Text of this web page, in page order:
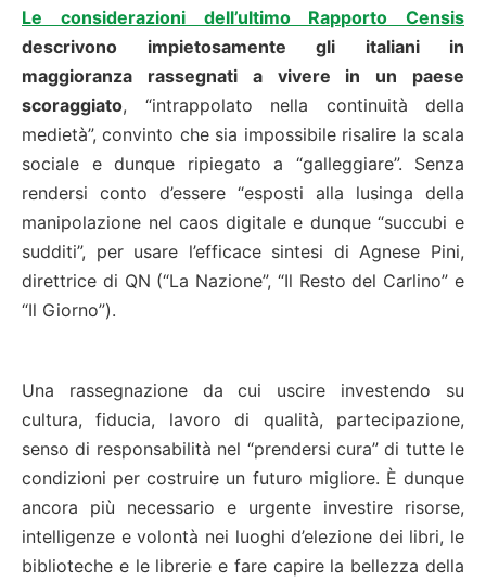
Le considerazioni dell’ultimo Rapporto Censis
descrivono impietosamente gli italiani in
maggioranza rassegnati a vivere in un paese
scoraggiato, “intrappolato nella continuità della
medietà”, convinto che sia impossibile risalire la scala
sociale e dunque ripiegato a “galleggiare”. Senza
rendersi conto d’essere “esposti alla lusinga della
manipolazione nel caos digitale e dunque “succubi e
sudditi”, per usare l’efficace sintesi di Agnese Pini,
direttrice di QN (“La Nazione”, “Il Resto del Carlino” e
“Il Giorno”).
Una rassegnazione da cui uscire investendo su
cultura, fiducia, lavoro di qualità, partecipazione,
senso di responsabilità nel “prendersi cura” di tutte le
condizioni per costruire un futuro migliore. È dunque
ancora più necessario e urgente investire risorse,
intelligenze e volontà nei luoghi d’elezione dei libri, le
biblioteche e le librerie e fare capire la bellezza della